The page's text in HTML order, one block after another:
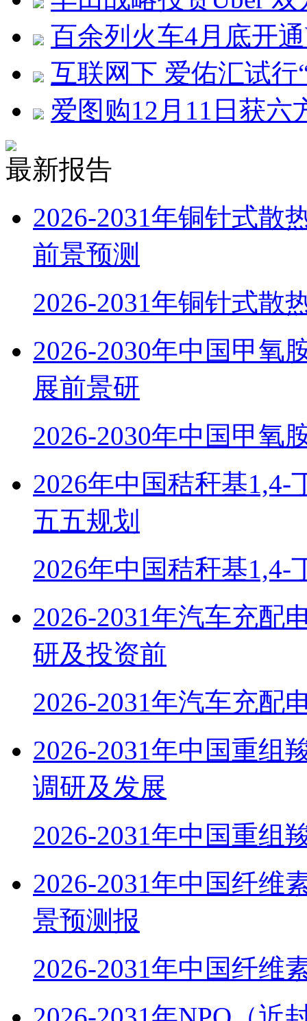
百余列火车4月底开
互联网下 爱佑汇试行
爱图购12月11日获六
最新报告
2026-2031年铜针式散
前景预测
2026-2031年铜针式散
2026-2030年中国甲氧
展前景研
2026-2030年中国甲氧
2026年中国秸秆基1,4-
五五规划
2026年中国秸秆基1,4-
2026-2031年汽车充配
研及投资前
2026-2031年汽车充配
2026-2031年中国重组
调研及发展
2026-2031年中国重组
2026-2031年中国纤维
景预测报
2026-2031年中国纤维